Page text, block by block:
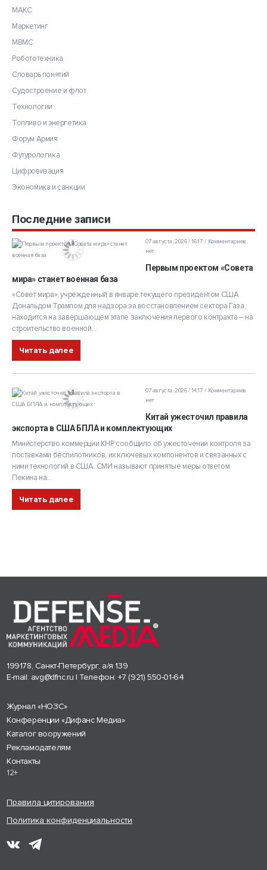
МАКС
Маркетинг
МВМС
Робототехника
Словарь понятий
Судостроение и флот
Технологии
Топливо и энергетика
Форум Армия
Футурологика
Цифровизация
Экономика и санкции
Последние записи
07 августа, 2026 / 16:17
Комментариев
нет
Первым проектом «Совета
мира» станет военная база
«Совет мира», учрежденный в январе текущего президентом США
Дональдом Трампом для надзора за восстановлением сектора Газа,
находится на завершающем этапе заключения первого контракта – на
строительство военной...
Читать далее
07 августа, 2026 / 14:17
Комментариев
нет
Китай ужесточил правила
экспорта в США БПЛА и комплектующих
Министерство коммерции КНР сообщило об ужесточении контроля за
поставками беспилотников, их ключевых компонентов и связанных с
ними технологий в США. СМИ называют принятые меры ответом
Пекина на...
Читать далее
199178, Санкт-Петербург, а/я 139
E-mail: avg@dfnc.ru | Телефон: +7 (921) 550-01-64
Журнал «НОЗС»
Конференции «Дифанс Медиа»
Каталог вооружений
Рекламодателям
Контакты
12+
Правила цитирования
Политика конфиденциальности